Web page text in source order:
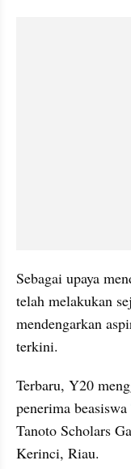
Sebagai upaya
telah melakukan
mendengarkan
terkini.
Terbaru, Y20
penerima beasiswa
Tanoto Scholars
Kerinci, Riau.